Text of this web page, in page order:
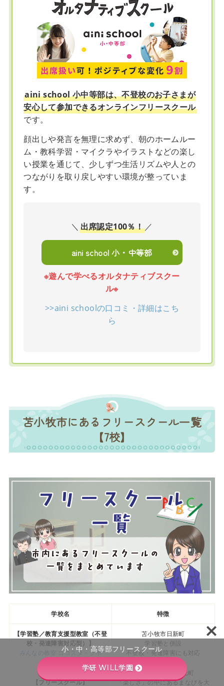
aini school 小中等部は、不登校のお子さまが
安心して参加できるオンラインフリースクール
です。
顔出しや発言を無理に求めず、朝のホームルー
ム・教科学習・マイクラやイラストなどの楽し
い授業を通じて、少しずつ生活リズムや人との
つながりを取り戻しやすい環境が整っていま
す。
＼ 出席認定100％！ ／
aini school 小・中等部
※遊んで学べるオルタナティブスクー
ル※
>>aini schoolの口コミ・詳細はこち
ら
苫小牧市にあるフリースクール一覧
【7校】
学校名 特徴
【学習塾／教育支援型教室（不登
校・発達障害対応型）】
みんなの教室 ココスタ・ラボ
苫小牧市日新町
学習塾と併設
不登校・発達障害にも対応
【フリースクール】
苫小牧市新開明野元町
「楽しさ」の中にあるまなびを大
小・中・高等部フリースクール
学研 WILL学園